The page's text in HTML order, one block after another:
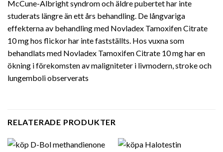
McCune-Albright syndrom och äldre pubertet har inte
studerats längre än ett års behandling. De långvariga
effekterna av behandling med Novladex Tamoxifen Citrate
10 mg hos flickor har inte fastställts. Hos vuxna som
behandlats med Novladex Tamoxifen Citrate 10 mg har en
ökning i förekomsten av maligniteter i livmodern, stroke och
lungemboli observerats
RELATERADE PRODUKTER